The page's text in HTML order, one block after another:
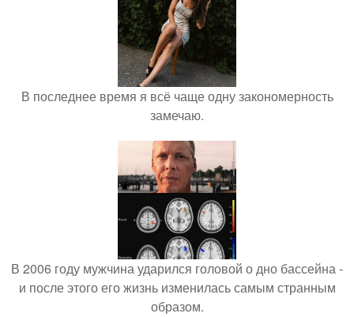
В последнее время я всё чаще одну закономерность
замечаю.
В 2006 году мужчина ударился головой о дно бассейна -
и после этого его жизнь изменилась самым странным
образом.